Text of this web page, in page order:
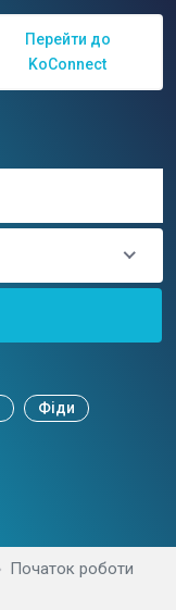
Перейти до
KoConnect
Фіди
Початок роботи